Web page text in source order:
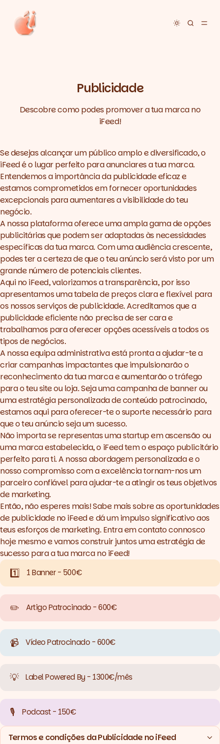
Toggle
Publicidade
Descobre como podes promover a tua marca no
iFeed!
Se desejas alcançar um público amplo e diversificado, o
iFeed é o lugar perfeito para anunciares a tua marca.
Entendemos a importância da publicidade eficaz e
estamos comprometidos em fornecer oportunidades
excepcionais para aumentares a visibilidade do teu
negócio.
A nossa plataforma oferece uma ampla gama de opções
publicitárias que podem ser adaptadas às necessidades
específicas da tua marca. Com uma audiência crescente,
podes ter a certeza de que o teu anúncio será visto por um
grande número de potenciais clientes.
Aqui no iFeed, valorizamos a transparência, por isso
apresentamos uma tabela de preços clara e flexível para
os nossos serviços de publicidade. Acreditamos que a
publicidade eficiente não precisa de ser cara e
trabalhamos para oferecer opções acessíveis a todos os
tipos de negócios.
A nossa equipa administrativa está pronta a ajudar-te a
criar campanhas impactantes que impulsionarão o
reconhecimento da tua marca e aumentarão o tráfego
para o teu site ou loja. Seja uma campanha de banner ou
uma estratégia personalizada de conteúdo patrocinado,
estamos aqui para oferecer-te o suporte necessário para
que o teu anúncio seja um sucesso.
Não importa se representas uma startup em ascensão ou
uma marca estabelecida, o iFeed tem o espaço publicitário
perfeito para ti. A nossa abordagem personalizada e o
nosso compromisso com a excelência tornam-nos um
parceiro confiável para ajudar-te a atingir os teus objetivos
de marketing.
Então, não esperes mais! Sabe mais sobre as oportunidades
de publicidade no iFeed e dá um impulso significativo aos
teus esforços de marketing. Entra em contato connosco
hoje mesmoe vamos construir juntos uma estratégia de
sucesso para a tua marca no iFeed!
1️⃣ 1 Banner - 500€
✏️ Artigo Patrocinado - 600€
📹 Vídeo Patrocinado - 600€
💡 Label Powered By - 1300€/mês
🎙️ Podcast - 150€
Termos e condições da Publicidade no iFeed